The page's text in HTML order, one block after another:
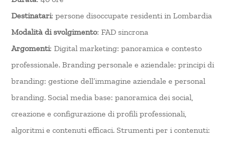
Destinatari: persone disoccupate residenti in Lombardia
Modalità di svolgimento: FAD sincrona
Argomenti: Digital marketing: panoramica e contesto
professionale. Branding personale e aziendale: principi di
branding: gestione dell’immagine aziendale e personal
branding. Social media base: panoramica dei social,
creazione e configurazione di profili professionali,
algoritmi e contenuti efficaci. Strumenti per i contenuti: